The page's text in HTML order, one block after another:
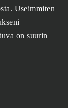
Useimmiten
on suurin